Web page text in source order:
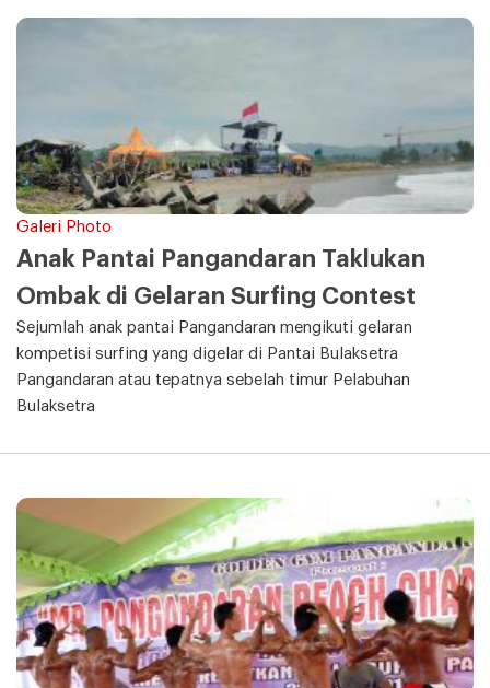
Galeri Photo
Anak Pantai Pangandaran Taklukan
Ombak di Gelaran Surfing Contest
Sejumlah anak pantai Pangandaran mengikuti gelaran
kompetisi surfing yang digelar di Pantai Bulaksetra
Pangandaran atau tepatnya sebelah timur Pelabuhan
Bulaksetra